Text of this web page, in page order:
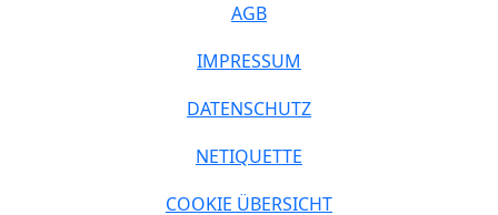
AGB
IMPRESSUM
DATENSCHUTZ
NETIQUETTE
COOKIE ÜBERSICHT